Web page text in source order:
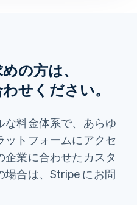
の方は、
せください。
な料金体系で、あらゆ
ットフォームにアクセ
企業に合わせたカスタ
場合は、Stripe にお問